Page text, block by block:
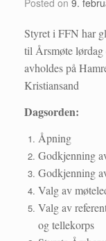
Posted on 9.
Styret i FFN har
til Årsmøte
avholdes på
Kristiansand
Dagsorden:
Åpning
Godkjenning
Godkjenning
Valg av
Valg av
og tellekorps